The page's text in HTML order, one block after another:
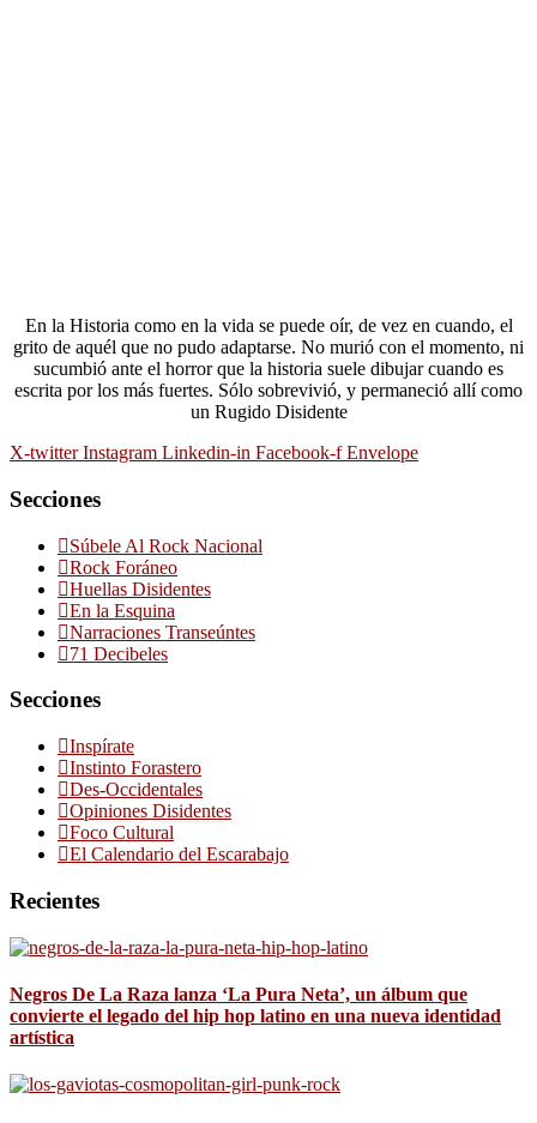
En la Historia como en la vida se puede oír, de vez en cuando, el
grito de aquél que no pudo adaptarse. No murió con el momento, ni
sucumbió ante el horror que la historia suele dibujar cuando es
escrita por los más fuertes. Sólo sobrevivió, y permaneció allí como
un Rugido Disidente
X-twitter Instagram Linkedin-in Facebook-f Envelope
Secciones
Súbele Al Rock Nacional
Rock Foráneo
Huellas Disidentes
En la Esquina
Narraciones Transeúntes
71 Decibeles
Secciones
Inspírate
Instinto Forastero
Des-Occidentales
Opiniones Disidentes
Foco Cultural
El Calendario del Escarabajo
Recientes
Negros De La Raza lanza ‘La Pura Neta’, un álbum que
convierte el legado del hip hop latino en una nueva identidad
artística